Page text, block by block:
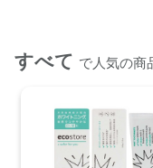
500mL（ニュージーラ
【メーカー品番】
店舗でお問い合わせ
すべて で人気の商